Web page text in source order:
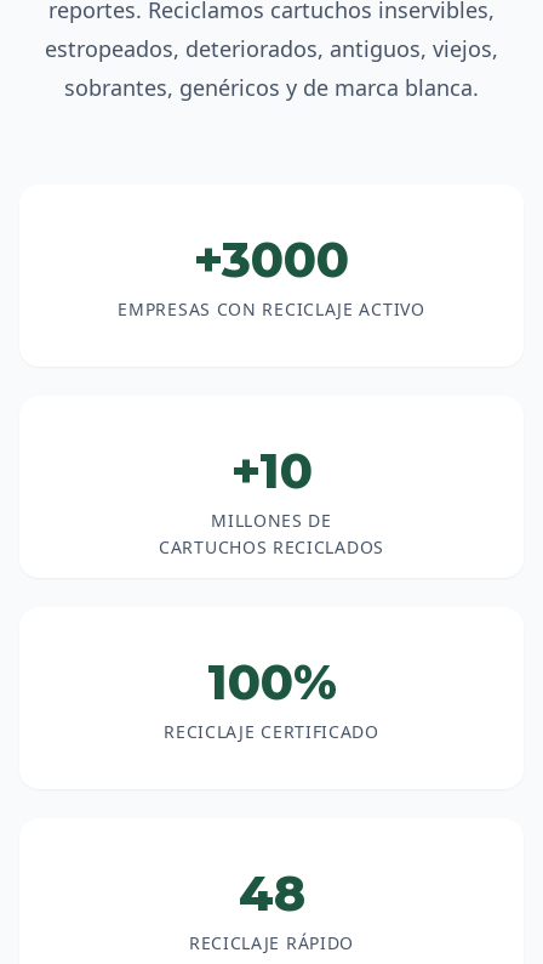
reportes. Reciclamos cartuchos inservibles,
estropeados, deteriorados, antiguos, viejos,
sobrantes, genéricos y de marca blanca.
+3000
EMPRESAS CON RECICLAJE ACTIVO
+10
MILLONES DE
CARTUCHOS RECICLADOS
100%
RECICLAJE CERTIFICADO
48
RECICLAJE RÁPIDO